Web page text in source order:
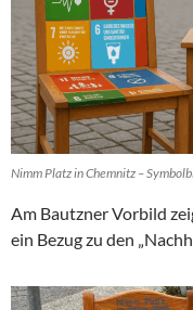
Nimm Platz in Chemnitz –
Am Bautzner Vorbild
ein Bezug zu den